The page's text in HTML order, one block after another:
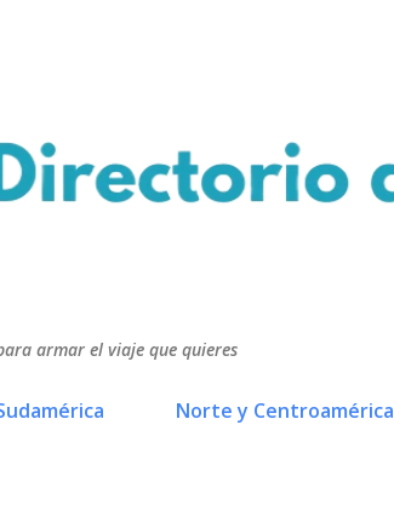
armar el viaje que quieres
Norte y Centroamérica